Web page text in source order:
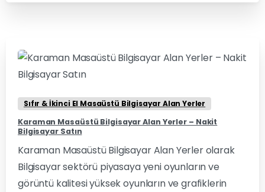
0 0
Sıfır & İkinci El Masaüstü Bilgisayar Alan Yerler
Karaman Masaüstü Bilgisayar Alan Yerler – Nakit
Bilgisayar Satın
Karaman Masaüstü Bilgisayar Alan Yerler olarak
Bilgisayar sektörü piyasaya yeni oyunların ve
görüntü kalitesi yüksek oyunların ve grafiklerin